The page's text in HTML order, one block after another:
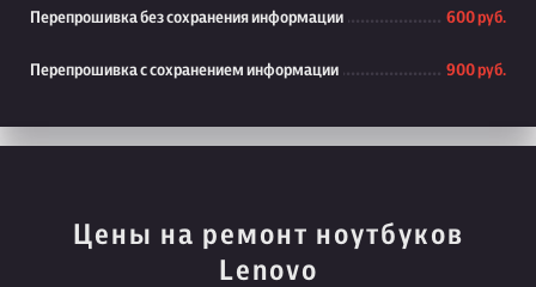
Перепрошивка без сохранения информации 600 руб.
Перепрошивка с сохранением информации 900 руб.
Цены на ремонт ноутбуков
Lenovo